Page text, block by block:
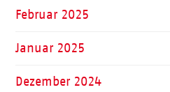
Februar 2025
Januar 2025
Dezember 2024